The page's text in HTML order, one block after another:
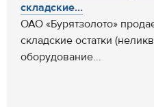
складские...
ОАО «Бурятзолото»
складские остатки
оборудование...